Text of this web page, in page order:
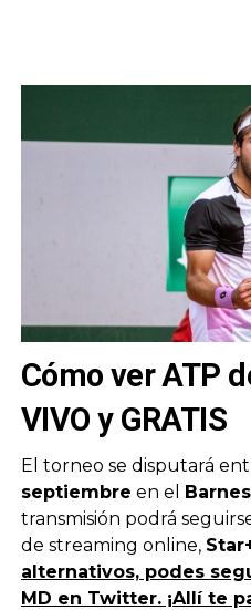
Cómo ver ATP
VIVO y GRATIS
El torneo se disputará
septiembre en el
transmisión podrá
de streaming online,
alternativos, podes
MD en Twitter. ¡Allí te